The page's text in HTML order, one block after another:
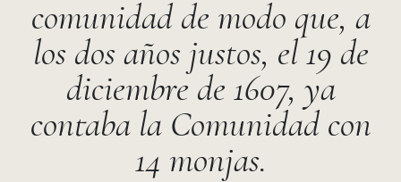
comunidad de modo que, a
los dos años justos, el 19 de
diciembre de 1607, ya
contaba la Comunidad con
14 monjas.